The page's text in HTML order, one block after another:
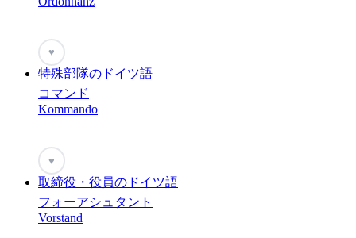
♥
特殊部隊のドイツ語
コマンド
Kommando
♥
取締役・役員のドイツ語
フォーアシュタント
Vorstand